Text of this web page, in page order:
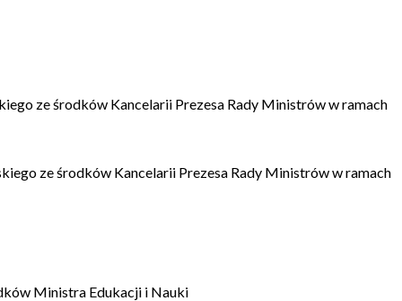
ze środków Kancelarii Prezesa Rady Ministrów w ramach
ze środków Kancelarii Prezesa Rady Ministrów w ramach
Ministra Edukacji i Nauki